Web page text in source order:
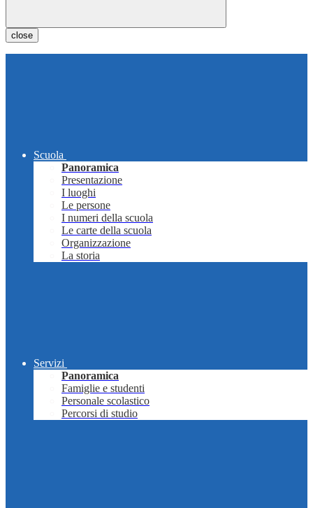
close
Scuola
Panoramica
Presentazione
I luoghi
Le persone
I numeri della scuola
Le carte della scuola
Organizzazione
La storia
Servizi
Panoramica
Famiglie e studenti
Personale scolastico
Percorsi di studio